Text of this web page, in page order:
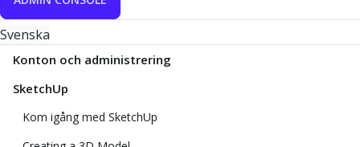
Svenska
Konton och administrering
SketchUp
Kom igång med SketchUp